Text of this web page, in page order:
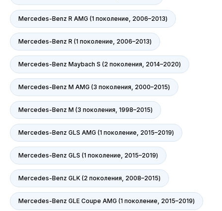
Mercedes-Benz R AMG (1 поколение, 2006–2013)
Mercedes-Benz R (1 поколение, 2006–2013)
Mercedes-Benz Maybach S (2 поколения, 2014–2020)
Mercedes-Benz M AMG (3 поколения, 2000–2015)
Mercedes-Benz M (3 поколения, 1998–2015)
Mercedes-Benz GLS AMG (1 поколение, 2015–2019)
Mercedes-Benz GLS (1 поколение, 2015–2019)
Mercedes-Benz GLK (2 поколения, 2008–2015)
Mercedes-Benz GLE Coupe AMG (1 поколение, 2015–2019)
АврораАвто на карте Белгорода — Яндекс Карты